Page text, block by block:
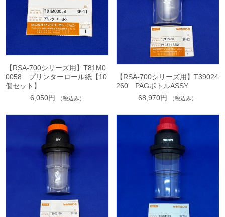
【RSA-700シリーズ用】T81M0
0058 プリンターロール紙【10
個セット】
6,050円
（税込み）
【RSA-700シリーズ用】T39024
260 PAGボトルASSY
68,970円
（税込み）